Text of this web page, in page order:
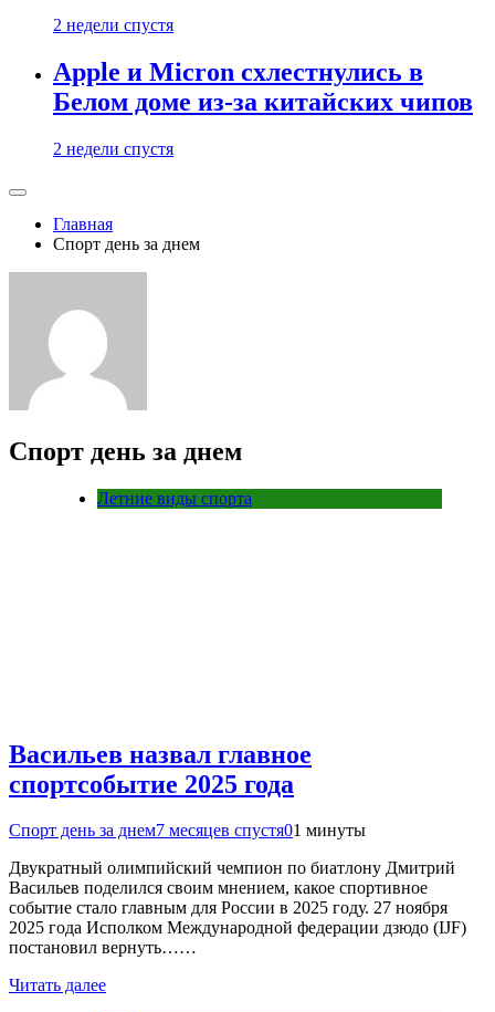
2 недели спустя
Apple и Micron схлестнулись в
Белом доме из-за китайских чипов
2 недели спустя
Главная
Спорт день за днем
Спорт день за днем
Летние виды спорта
Васильев назвал главное
спортсобытие 2025 года
Спорт день за днем7 месяцев спустя01 минуты
Двукратный олимпийский чемпион по биатлону Дмитрий
Васильев поделился своим мнением, какое спортивное
событие стало главным для России в 2025 году. 27 ноября
2025 года Исполком Международной федерации дзюдо (IJF)
постановил вернуть……
Читать далее